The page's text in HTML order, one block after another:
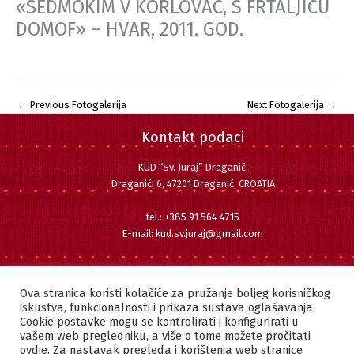
«SEDMOKIM V KORLOVAC, S FRTALJICU
DOMOF» – HVAR, 2011. GOD.
← Previous Fotogalerija Next Fotogalerija →
Kontakt podaci
KUD “Sv. Juraj” Draganić,
Draganići 6, 47201 Draganić, CROATIA
tel.: +385 91 564 4715
E-mail: kud.sv.juraj@gmail.com
Facebook
Instagram
YouTube
Ova stranica koristi kolačiće za pružanje boljeg korisničkog
iskustva, funkcionalnosti i prikaza sustava oglašavanja.
Cookie postavke mogu se kontrolirati i konfigurirati u
vašem web pregledniku, a više o tome možete pročitati
ovdje. Za nastavak pregleda i korištenja web stranice